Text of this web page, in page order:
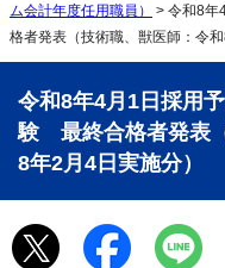
ム会計年度任用職員）
> 令和8
格者発表（技術職、獣医師：令和
令和8年4月1日採用
験 最終合格者発表
8年2月4日実施分）